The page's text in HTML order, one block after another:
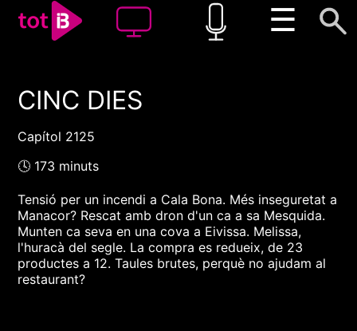
☰
00:00 00:00
CINC DIES
Capítol 2125
🕓 173 minuts
Tensió per un incendi a Cala Bona. Més inseguretat a
Manacor? Rescat amb dron d'un ca a sa Mesquida.
Munten ca seva en una cova a Eivissa. Melissa,
l'huracà del segle. La compra es redueix, de 23
productes a 12. Taules brutes, perquè no ajudam al
restaurant?